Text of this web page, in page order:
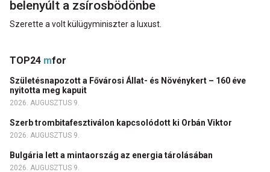
belenyúlt a zsírosbödönbe
Szerette a volt külügyminiszter a luxust.
TOP24 mfor
Születésnapozott a Fővárosi Állat- és Növénykert – 160 éve
nyitotta meg kapuit
2026. AUGUSZTUS 9.
Szerb trombitafesztiválon kapcsolódott ki Orbán Viktor
2026. AUGUSZTUS 9.
Bulgária lett a mintaország az energia tárolásában
2026. AUGUSZTUS 9.